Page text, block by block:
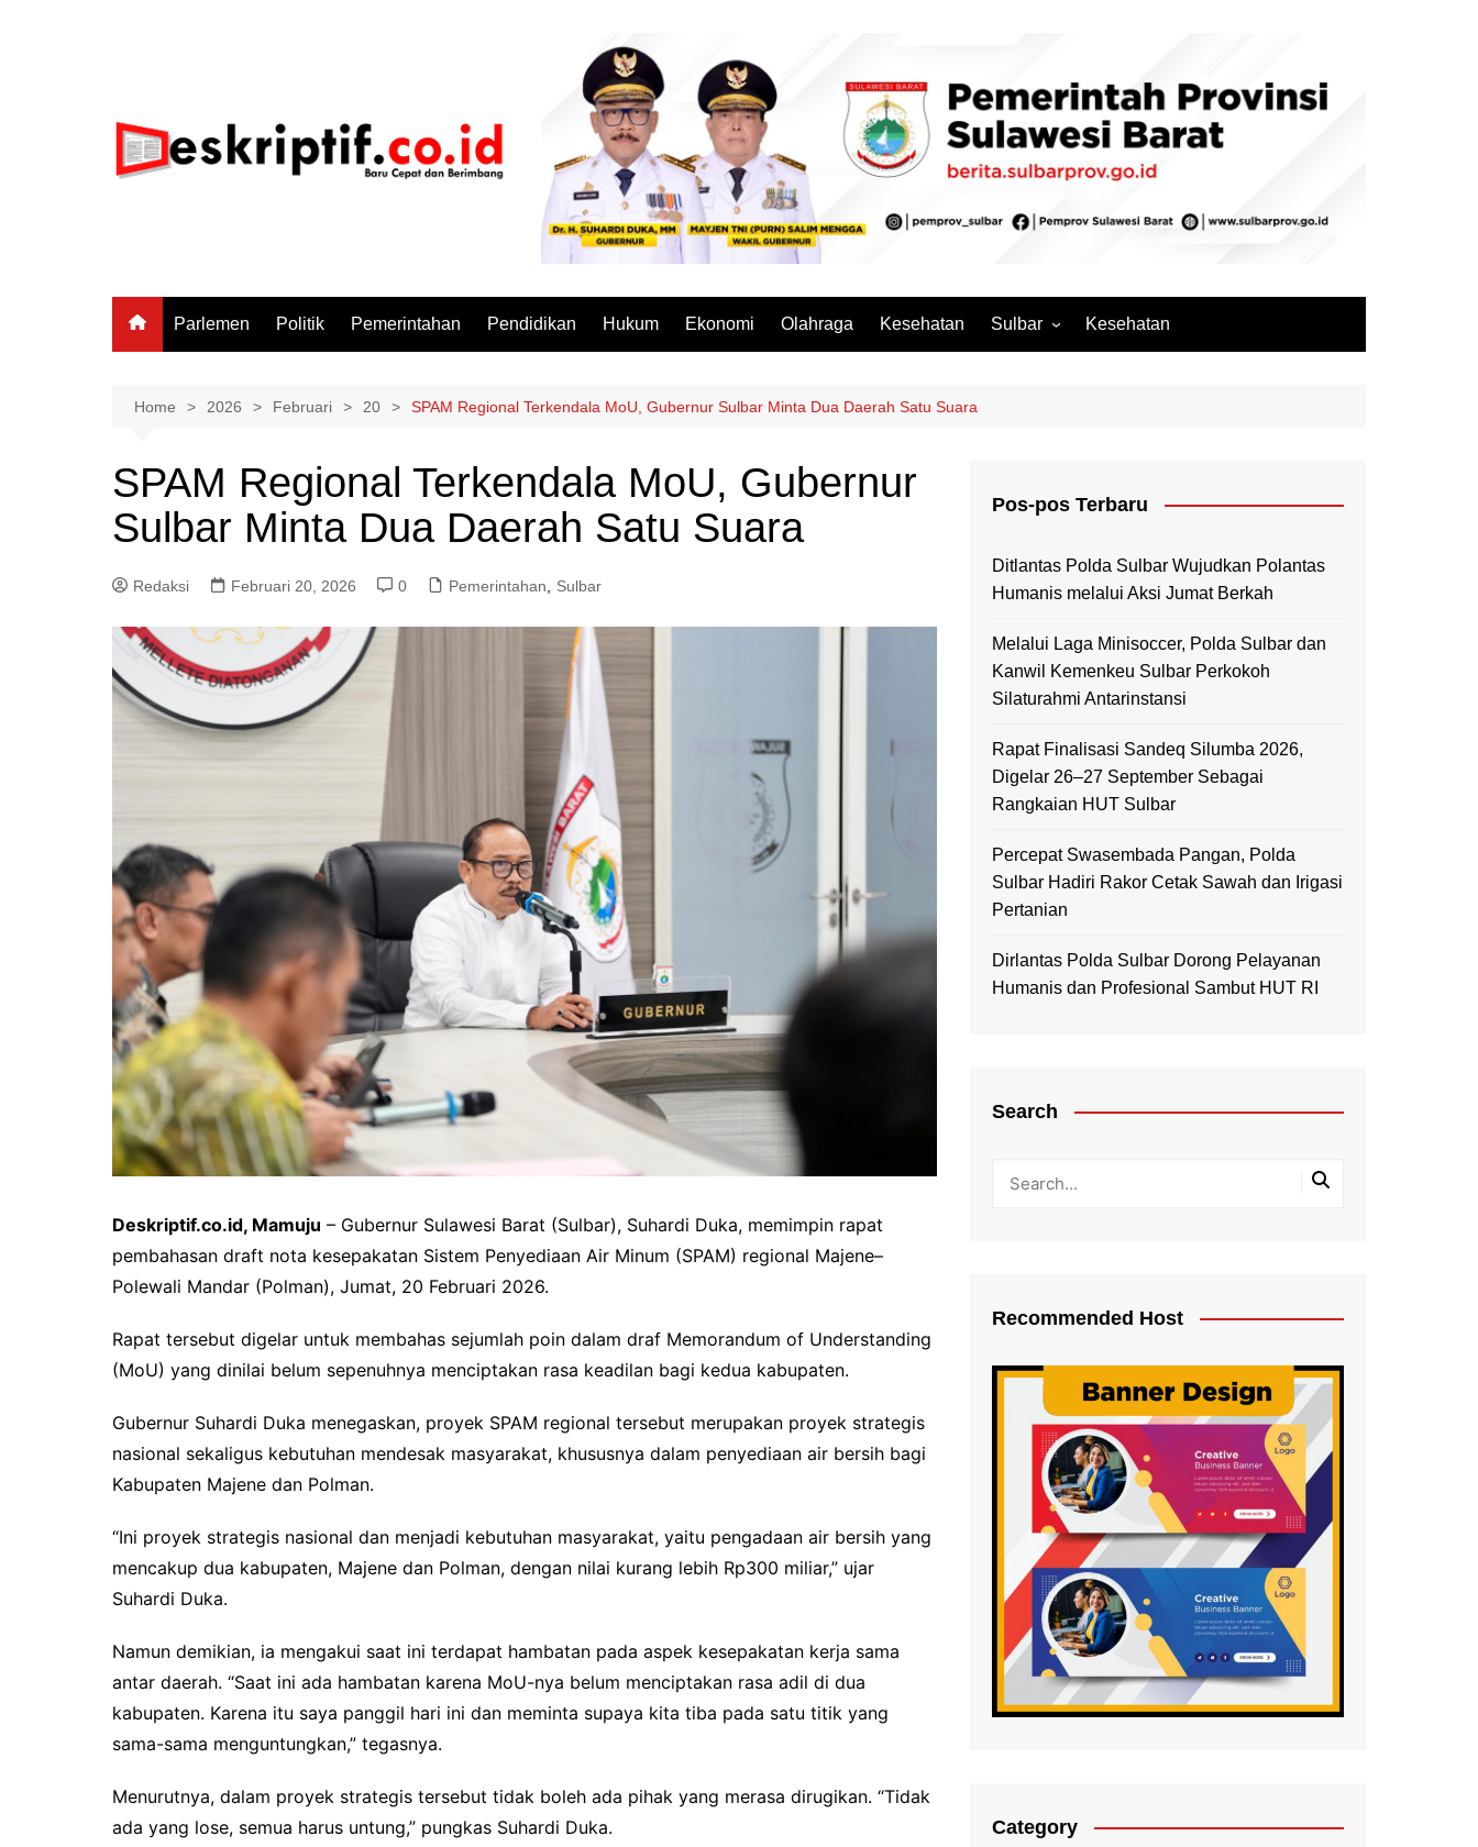
Parlemen Politik Pemerintahan Pendidikan Hukum Ekonomi Olahraga Kesehatan Sulbar
Mamasa
Kesehatan
Home 2026 Februari 20 SPAM Regional Terkendala MoU, Gubernur Sulbar Minta Dua Daerah Satu Suara
SPAM Regional Terkendala MoU, Gubernur
Sulbar Minta Dua Daerah Satu Suara
Redaksi Februari 20, 2026 0 Pemerintahan Sulbar
Deskriptif.co.id, Mamuju – Gubernur Sulawesi Barat (Sulbar), Suhardi Duka, memimpin rapat
pembahasan draft nota kesepakatan Sistem Penyediaan Air Minum (SPAM) regional Majene–
Polewali Mandar (Polman), Jumat, 20 Februari 2026.
Rapat tersebut digelar untuk membahas sejumlah poin dalam draf Memorandum of Understanding
(MoU) yang dinilai belum sepenuhnya menciptakan rasa keadilan bagi kedua kabupaten.
Gubernur Suhardi Duka menegaskan, proyek SPAM regional tersebut merupakan proyek strategis
nasional sekaligus kebutuhan mendesak masyarakat, khususnya dalam penyediaan air bersih bagi
Kabupaten Majene dan Polman.
“Ini proyek strategis nasional dan menjadi kebutuhan masyarakat, yaitu pengadaan air bersih yang
mencakup dua kabupaten, Majene dan Polman, dengan nilai kurang lebih Rp300 miliar,” ujar
Suhardi Duka.
Namun demikian, ia mengakui saat ini terdapat hambatan pada aspek kesepakatan kerja sama
antar daerah. “Saat ini ada hambatan karena MoU-nya belum menciptakan rasa adil di dua
kabupaten. Karena itu saya panggil hari ini dan meminta supaya kita tiba pada satu titik yang
sama-sama menguntungkan,” tegasnya.
Menurutnya, dalam proyek strategis tersebut tidak boleh ada pihak yang merasa dirugikan. “Tidak
ada yang lose, semua harus untung,” pungkas Suhardi Duka.
Pos-pos Terbaru
Ditlantas Polda Sulbar Wujudkan Polantas
Humanis melalui Aksi Jumat Berkah
Melalui Laga Minisoccer, Polda Sulbar dan
Kanwil Kemenkeu Sulbar Perkokoh
Silaturahmi Antarinstansi
Rapat Finalisasi Sandeq Silumba 2026,
Digelar 26–27 September Sebagai
Rangkaian HUT Sulbar
Percepat Swasembada Pangan, Polda
Sulbar Hadiri Rakor Cetak Sawah dan Irigasi
Pertanian
Dirlantas Polda Sulbar Dorong Pelayanan
Humanis dan Profesional Sambut HUT RI
Search
Recommended Host
Category